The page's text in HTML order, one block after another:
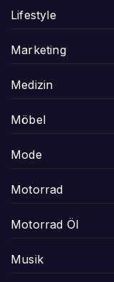
Lifestyle
Marketing
Medizin
Möbel
Mode
Motorrad
Motorrad Öl
Musik